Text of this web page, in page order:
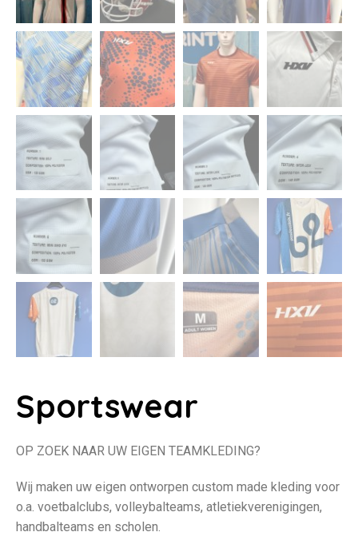
Sportswear
OP ZOEK NAAR UW EIGEN TEAMKLEDING?
Wij maken uw eigen ontworpen custom made kleding voor
o.a. voetbalclubs, volleybalteams, atletiekverenigingen,
handbalteams en scholen.